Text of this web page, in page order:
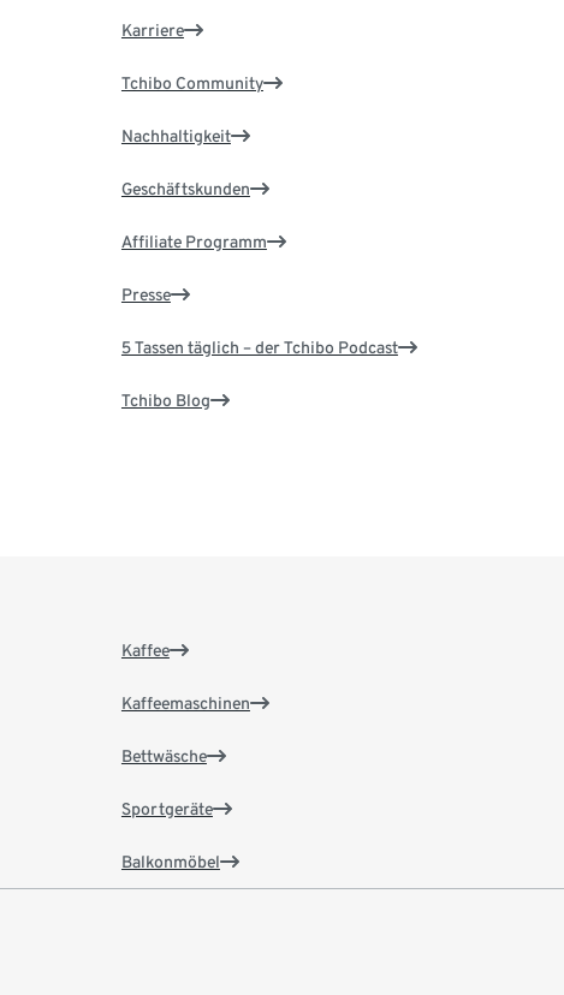
Karriere
Tchibo Community
Nachhaltigkeit
Geschäftskunden
Affiliate Programm
Presse
5 Tassen täglich – der Tchibo Podcast
Tchibo Blog
Kaffee
Kaffeemaschinen
Bettwäsche
Sportgeräte
Balkonmöbel